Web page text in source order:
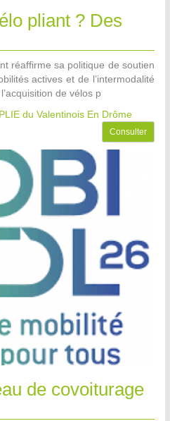
pliant ? Des
réaffirme sa politique de soutien
actives et de l’intermodalité
de vélos p
du Valentinois En Drôme
Consulter
de covoiturage